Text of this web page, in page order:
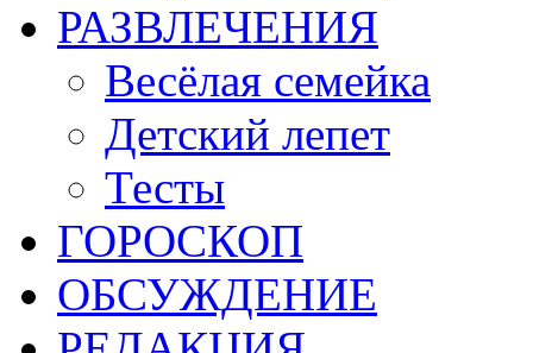
РАЗВЛЕЧЕНИЯ
Весёлая семейка
Детский лепет
Тесты
ГОРОСКОП
ОБСУЖДЕНИЕ